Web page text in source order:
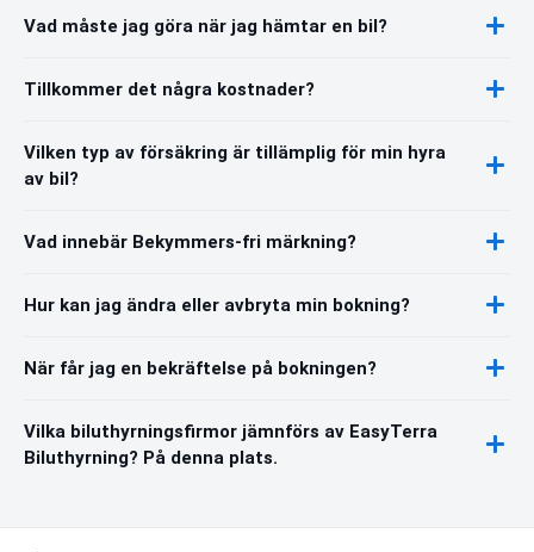
Vad måste jag göra när jag hämtar en bil?
Tillkommer det några kostnader?
Vilken typ av försäkring är tillämplig för min hyra
av bil?
Vad innebär Bekymmers-fri märkning?
Hur kan jag ändra eller avbryta min bokning?
När får jag en bekräftelse på bokningen?
Vilka biluthyrningsfirmor jämnförs av EasyTerra
Biluthyrning? På denna plats.